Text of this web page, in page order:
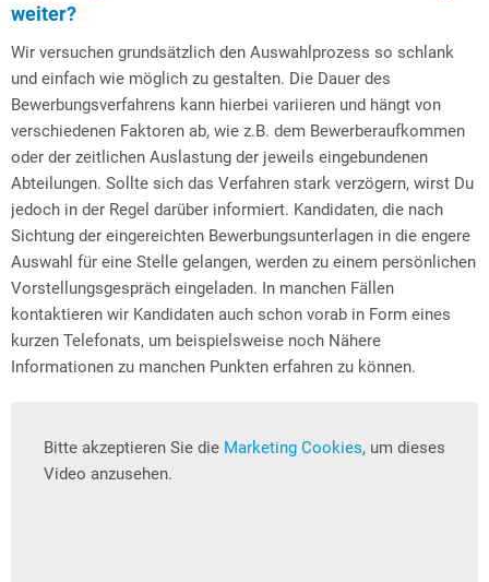
weiter?
Wir versuchen grundsätzlich den Auswahlprozess so schlank
und einfach wie möglich zu gestalten. Die Dauer des
Bewerbungsverfahrens kann hierbei variieren und hängt von
verschiedenen Faktoren ab, wie z.B. dem Bewerberaufkommen
oder der zeitlichen Auslastung der jeweils eingebundenen
Abteilungen. Sollte sich das Verfahren stark verzögern, wirst Du
jedoch in der Regel darüber informiert. Kandidaten, die nach
Sichtung der eingereichten Bewerbungsunterlagen in die engere
Auswahl für eine Stelle gelangen, werden zu einem persönlichen
Vorstellungsgespräch eingeladen. In manchen Fällen
kontaktieren wir Kandidaten auch schon vorab in Form eines
kurzen Telefonats, um beispielsweise noch Nähere
Informationen zu manchen Punkten erfahren zu können.
Bitte akzeptieren Sie die Marketing Cookies, um dieses
Video anzusehen.